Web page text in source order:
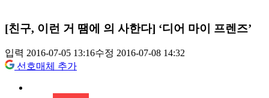
[친구, 이런 거 땜에 의 사한다] ‘디어 마이 프렌즈’
입력 2016-07-05 13:16수정 2016-07-08 14:32
선호매체 추가